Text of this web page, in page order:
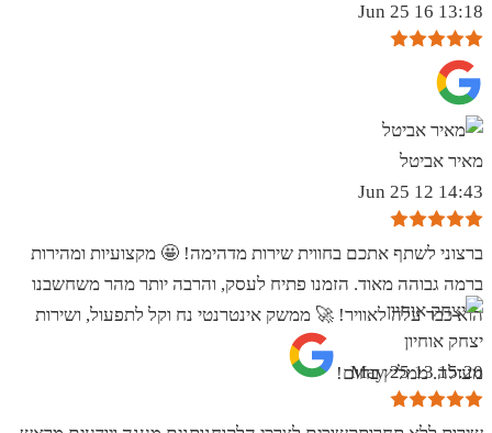
13:18 16 Jun 25
מאיר אביטל
14:43 12 Jun 25
ברצוני לשתף אתכם בחווית שירות מדהימה! 🤩 מקצועיות ומהירות
ברמה גבוהה מאוד. הזמנו פתיח לעסק, והרבה יותר מהר משחשבנו
הוא כבר עלה לאוויר! 🚀 ממשק אינטרנטי נח וקל לתפעול, ושירות
מעולה. ממליץ בחום!
יצחק אוחיון
15:20 13 May 25